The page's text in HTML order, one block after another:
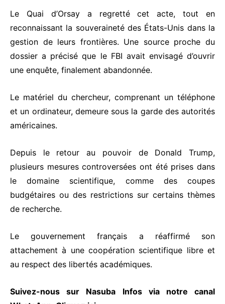
Le Quai d’Orsay a regretté cet acte, tout en
reconnaissant la souveraineté des États-Unis dans la
gestion de leurs frontières. Une source proche du
dossier a précisé que le FBI avait envisagé d’ouvrir
une enquête, finalement abandonnée.
Le matériel du chercheur, comprenant un téléphone
et un ordinateur, demeure sous la garde des autorités
américaines.
Depuis le retour au pouvoir de Donald Trump,
plusieurs mesures controversées ont été prises dans
le domaine scientifique, comme des coupes
budgétaires ou des restrictions sur certains thèmes
de recherche.
Le gouvernement français a réaffirmé son
attachement à une coopération scientifique libre et
au respect des libertés académiques.
Suivez-nous sur Nasuba Infos via notre canal